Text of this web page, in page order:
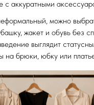
с аккуратными
можно
жакет и обувь без
выглядит
на брюки, юбку или